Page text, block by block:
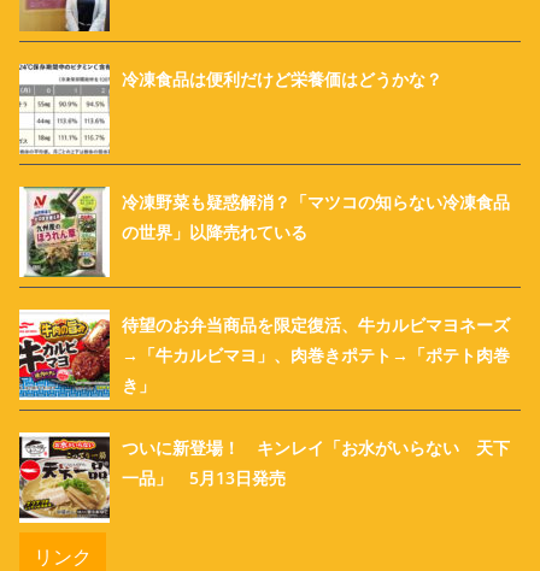
冷凍食品は便利だけど栄養価はどうかな？
冷凍野菜も疑惑解消？「マツコの知らない冷凍食品
の世界」以降売れている
待望のお弁当商品を限定復活、牛カルビマヨネーズ
→「牛カルビマヨ」、肉巻きポテト→「ポテト肉巻
き」
ついに新登場！ キンレイ「お水がいらない 天下
一品」 5月13日発売
リンク